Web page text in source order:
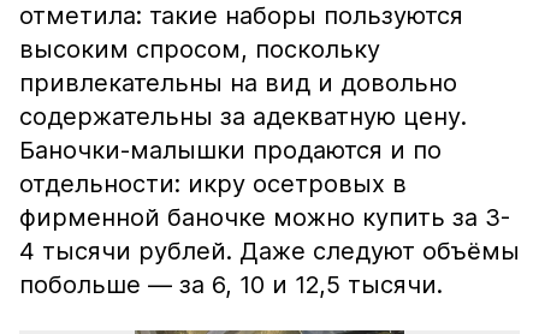
отметила: такие наборы пользуются
высоким спросом, поскольку
привлекательны на вид и довольно
содержательны за адекватную цену.
Баночки-малышки продаются и по
отдельности: икру осетровых в
фирменной баночке можно купить за 3-
4 тысячи рублей. Даже следуют объёмы
побольше — за 6, 10 и 12,5 тысячи.